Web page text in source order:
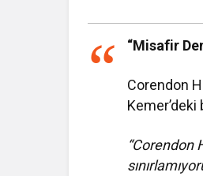
“Misafir
Corendon
“Corendon